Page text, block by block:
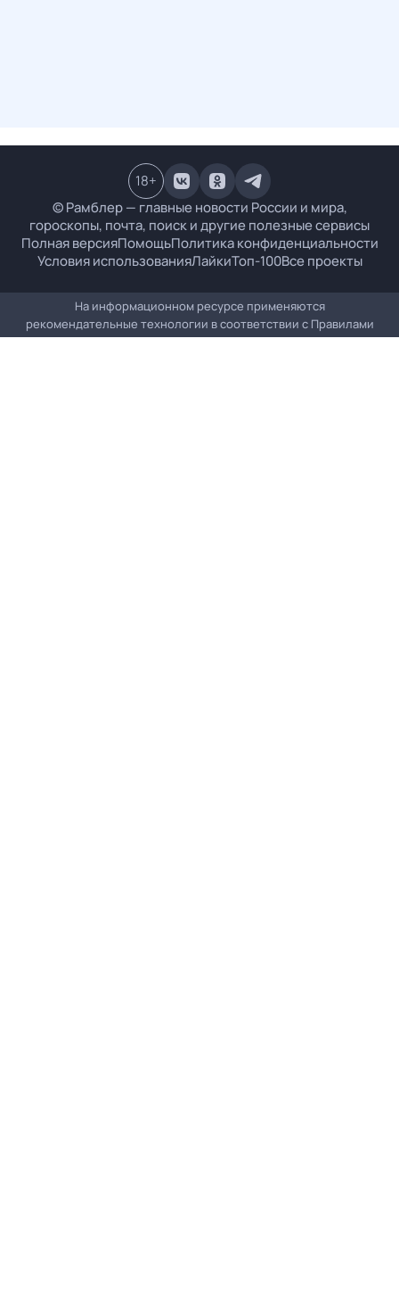
© Рамблер — главные новости России и мира,
гороскопы, почта, поиск и другие полезные сервисы
Полная версияПомощьПолитика конфиденциальности
Условия использованияЛайкиТоп-100Все проекты
18+
На информационном ресурсе применяются
рекомендательные технологии в соответствии с Правилами